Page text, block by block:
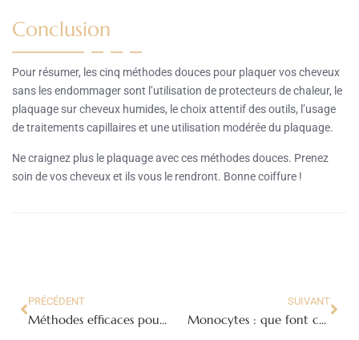
Conclusion
Pour résumer, les cinq méthodes douces pour plaquer vos cheveux
sans les endommager sont l’utilisation de protecteurs de chaleur, le
plaquage sur cheveux humides, le choix attentif des outils, l’usage
de traitements capillaires et une utilisation modérée du plaquage.
Ne craignez plus le plaquage avec ces méthodes douces. Prenez
soin de vos cheveux et ils vous le rendront. Bonne coiffure !
PRÉCÉDENT
Méthodes efficaces pour les femmes pour garder leurs chaussures en toile comme neuves
SUIVANT
Monocytes : que font ces cellules clés de notre système immunitaire ?